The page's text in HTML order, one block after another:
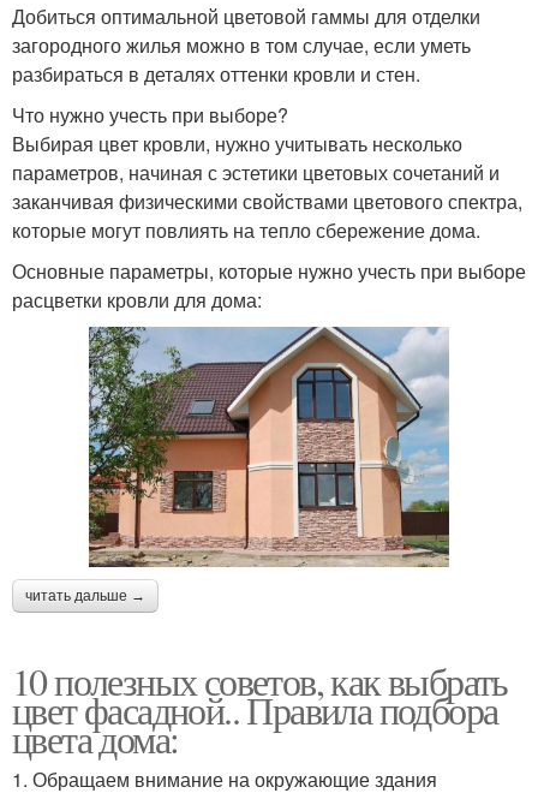
Добиться оптимальной цветовой гаммы для отделки
загородного жилья можно в том случае, если уметь
разбираться в деталях оттенки кровли и стен.
Что нужно учесть при выборе?
Выбирая цвет кровли, нужно учитывать несколько
параметров, начиная с эстетики цветовых сочетаний и
заканчивая физическими свойствами цветового спектра,
которые могут повлиять на тепло сбережение дома.
Основные параметры, которые нужно учесть при выборе
расцветки кровли для дома:
читать дальше →
10 полезных советов, как выбрать
цвет фасадной.. Правила подбора
цвета дома:
1. Обращаем внимание на окружающие здания